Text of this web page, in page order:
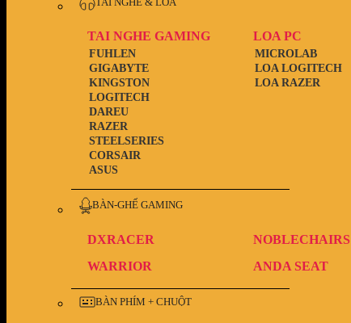
TAI NGHE & LOA
TAI NGHE GAMING
ASUS
CORSAIR
STEELSERIES
RAZER
DAREU
LOGITECH
KINGSTON
GIGABYTE
FUHLEN
LOA PC
LOA RAZER
LOA LOGITECH
MICROLAB
BÀN-GHẾ GAMING
DXRACER NOBLECHAIRS
WARRIOR
ANDA SEAT
BÀN PHÍM + CHUỘT